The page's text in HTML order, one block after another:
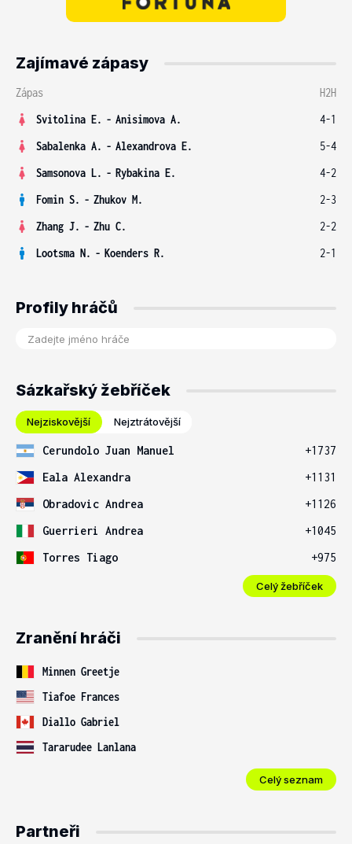
Zajímavé zápasy
Zápas
H2H
Svitolina E. - Anisimova A.
4-1
Sabalenka A. - Alexandrova E.
5-4
Samsonova L. - Rybakina E.
4-2
Fomin S. - Zhukov M.
2-3
Zhang J. - Zhu C.
2-2
Lootsma N. - Koenders R. 2-1
Profily hráčů
Sázkařský žebříček
Nejziskovější Nejztrátovější
Cerundolo Juan Manuel
+1737
Eala Alexandra
+1131
Obradovic Andrea
+1126
Guerrieri Andrea
+1045
Torres Tiago
+975
Celý žebříček
Zranění hráči
Minnen Greetje
Tiafoe Frances
Diallo Gabriel
Tararudee Lanlana
Celý seznam
Partneři